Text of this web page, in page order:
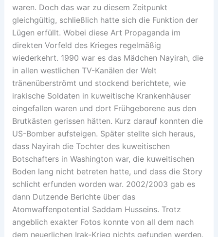
waren. Doch das war zu diesem Zeitpunkt
gleichgültig, schließlich hatte sich die Funktion der
Lügen erfüllt. Wobei diese Art Propaganda im
direkten Vorfeld des Krieges regelmäßig
wiederkehrt. 1990 war es das Mädchen Nayirah, die
in allen westlichen TV-Kanälen der Welt
tränenüberströmt und stockend berichtete, wie
irakische Soldaten in kuweitische Krankenhäuser
eingefallen waren und dort Frühgeborene aus den
Brutkästen gerissen hätten. Kurz darauf konnten die
US-Bomber aufsteigen. Später stellte sich heraus,
dass Nayirah die Tochter des kuweitischen
Botschafters in Washington war, die kuweitischen
Boden lang nicht betreten hatte, und dass die Story
schlicht erfunden worden war. 2002/2003 gab es
dann Dutzende Berichte über das
Atomwaffenpotential Saddam Husseins. Trotz
angeblich exakter Fotos konnte von all dem nach
dem neuerlichen Irak-Krieg nichts gefunden werden.